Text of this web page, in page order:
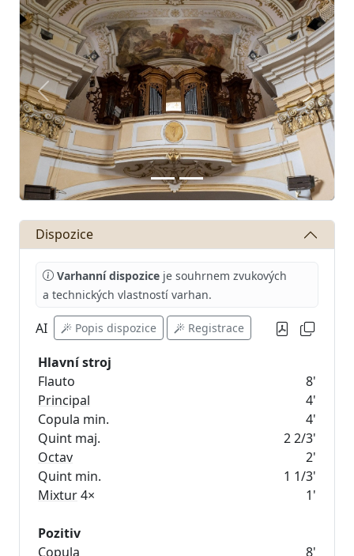
Předchozí Další
Dispozice
Varhanní dispozice je souhrnem zvukových
a technických vlastností varhan.
AI Popis dispozice Registrace
Hlavní stroj
Flauto
8'
Principal
4'
Copula min.
4'
Quint maj.
2 2/3'
Octav
2'
Quint min.
1 1/3'
Mixtur4× 1'
Pozitiv
Copula
8'